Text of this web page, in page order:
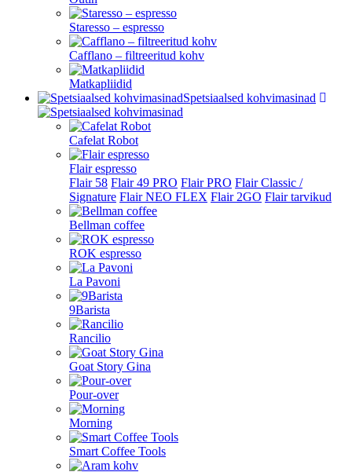
Staresso – espresso
Cafflano – filtreeritud kohv
Matkapliidid
Spetsiaalsed kohvimasinad
Cafelat Robot
Flair espresso
Flair 58 Flair 49 PRO Flair PRO Flair Classic /
Signature Flair NEO FLEX Flair 2GO Flair tarvikud
Bellman coffee
ROK espresso
La Pavoni
9Barista
Rancilio
Goat Story Gina
Pour-over
Morning
Smart Coffee Tools